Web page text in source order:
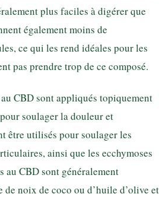
plus faciles à digérer que
également moins de
ce qui les rend idéales pour les
pas prendre trop de ce composé.
CBD sont appliqués topiquement
soulager la douleur et
être utilisés pour soulager les
ainsi que les ecchymoses
au CBD sont généralement
noix de coco ou d’huile d’olive et